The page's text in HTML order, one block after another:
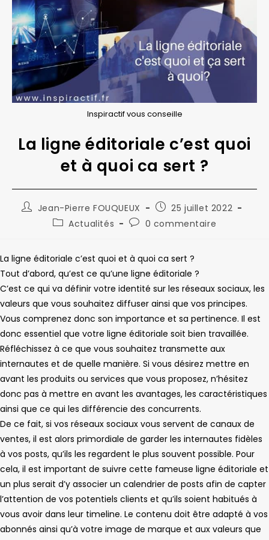
Inspiractif vous conseille
La ligne éditoriale c’est quoi
et à quoi ca sert ?
Auteur/autrice
Jean-Pierre FOUQUEUX
Publication
publiée :
25 juillet 2022
PostActualités
Commentaires
publication :
0 commentaire
La ligne éditoriale c’est quoi et à quoi ca sert ?
Tout d’abord, qu’est ce qu’une ligne éditoriale ?
C’est ce qui va définir votre identité sur les réseaux sociaux, les
valeurs que vous souhaitez diffuser ainsi que vos principes.
Vous comprenez donc son importance et sa pertinence. Il est
donc essentiel que votre ligne éditoriale soit bien travaillée.
Réfléchissez à ce que vous souhaitez transmette aux
internautes et de quelle manière. Si vous désirez mettre en
avant les produits ou services que vous proposez, n’hésitez
donc pas à mettre en avant les avantages, les caractéristiques
ainsi que ce qui les différencie des concurrents.
De ce fait, si vos réseaux sociaux vous servent de canaux de
ventes, il est alors primordiale de garder les internautes fidèles
à vos posts, qu’ils les regardent le plus souvent possible. Pour
cela, il est important de suivre cette fameuse ligne éditoriale et
un plus serait d’y associer un calendrier de posts afin de capter
l’attention de vos potentiels clients et qu’ils soient habitués à
vous avoir dans leur timeline. Le contenu doit être adapté à vos
abonnés ainsi qu’à votre image de marque et aux valeurs que